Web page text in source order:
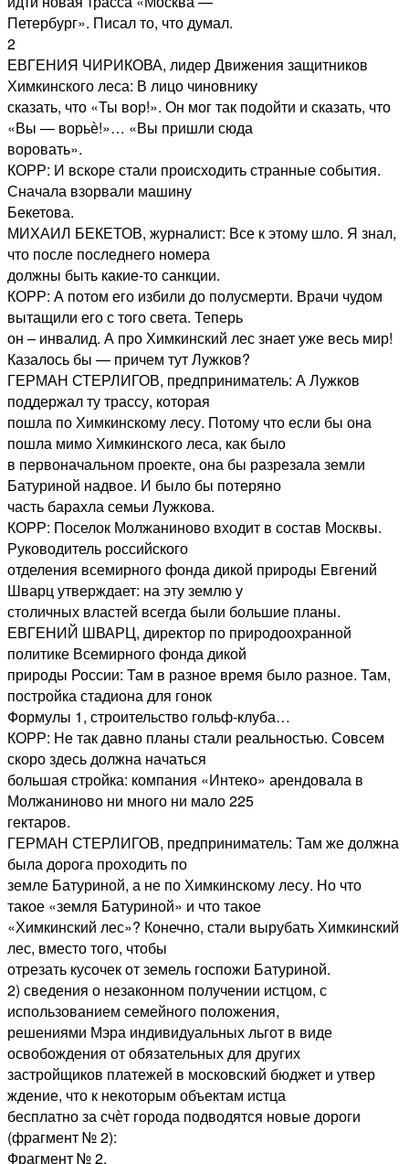
Петербург». Писал то, что думал.
2
ЕВГЕНИЯ ЧИРИКОВА, лидер Движения защитников
Химкинского леса: В лицо чиновнику
сказать, что «Ты вор!». Он мог так подойти и сказать, что
«Вы — ворьѐ!»… «Вы пришли сюда
воровать».
КОРР: И вскоре стали происходить странные события.
Сначала взорвали машину
Бекетова.
МИХАИЛ БЕКЕТОВ, журналист: Все к этому шло. Я знал,
что после последнего номера
должны быть какие-то санкции.
КОРР: А потом его избили до полусмерти. Врачи чудом
вытащили его с того света. Теперь
он – инвалид. А про Химкинский лес знает уже весь мир!
Казалось бы — причем тут Лужков?
ГЕРМАН СТЕРЛИГОВ, предприниматель: А Лужков
поддержал ту трассу, которая
пошла по Химкинскому лесу. Потому что если бы она
пошла мимо Химкинского леса, как было
в первоначальном проекте, она бы разрезала земли
Батуриной надвое. И было бы потеряно
часть барахла семьи Лужкова.
КОРР: Поселок Молжаниново входит в состав Москвы.
Руководитель российского
отделения всемирного фонда дикой природы Евгений
Шварц утверждает: на эту землю у
столичных властей всегда были большие планы.
ЕВГЕНИЙ ШВАРЦ, директор по природоохранной
политике Всемирного фонда дикой
природы России: Там в разное время было разное. Там,
постройка стадиона для гонок
Формулы 1, строительство гольф-клуба…
КОРР: Не так давно планы стали реальностью. Совсем
скоро здесь должна начаться
большая стройка: компания «Интеко» арендовала в
Молжаниново ни много ни мало 225
гектаров.
ГЕРМАН СТЕРЛИГОВ, предприниматель: Там же должна
была дорога проходить по
земле Батуриной, а не по Химкинскому лесу. Но что
такое «земля Батуриной» и что такое
«Химкинский лес»? Конечно, стали вырубать Химкинский
лес, вместо того, чтобы
отрезать кусочек от земель госпожи Батуриной.
2) сведения о незаконном получении истцом, с
использованием семейного положения,
решениями Мэра индивидуальных льгот в виде
освобождения от обязательных для других
застройщиков платежей в московский бюджет и утвер
ждение, что к некоторым объектам истца
бесплатно за счѐт города подводятся новые дороги
(фрагмент № 2):
Фрагмент № 2.